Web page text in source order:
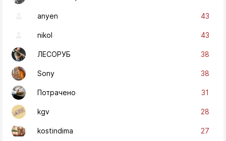
anyen 43
nikol 43
ЛЕСОРУБ 38
Sony 38
Потрачено 31
kgv 28
kostindima 27